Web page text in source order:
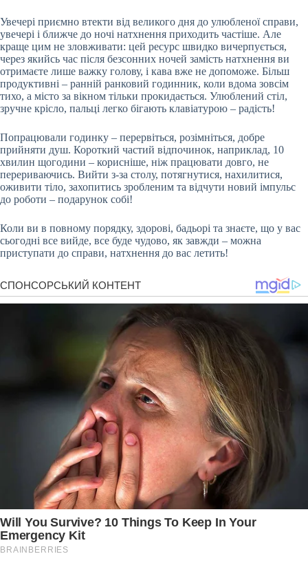
Увечері приємно втекти від великого дня до улюбленої справи,
увечері і ближче до ночі натхнення приходить частіше. Але
краще цим не зловживати: цей ресурс швидко вичерпується,
через якийсь час після безсонних ночей замість натхнення ви
отримаєте лише важку голову, і кава вже не допоможе. Більш
продуктивні – ранній ранковий годинник, коли вдома зовсім
тихо, а місто за вікном тільки прокидається. Улюблений стіл,
зручне крісло, пальці легко бігають клавіатурою – радість!
Попрацювали годинку – перервіться, розімніться, добре
прийняти душ. Короткий частий відпочинок, наприклад, 10
хвилин щогодини – корисніше, ніж працювати довго, не
перериваючись. Вийти з-за столу, потягнутися, нахилитися,
оживити тіло, захопитись зробленим та відчути новий імпульс
до роботи – подарунок собі!
Коли ви в повному порядку, здорові, бадьорі та знаєте, що у вас
сьогодні все вийде, все буде чудово, як завжди – можна
приступати до справи, натхнення до вас летить!